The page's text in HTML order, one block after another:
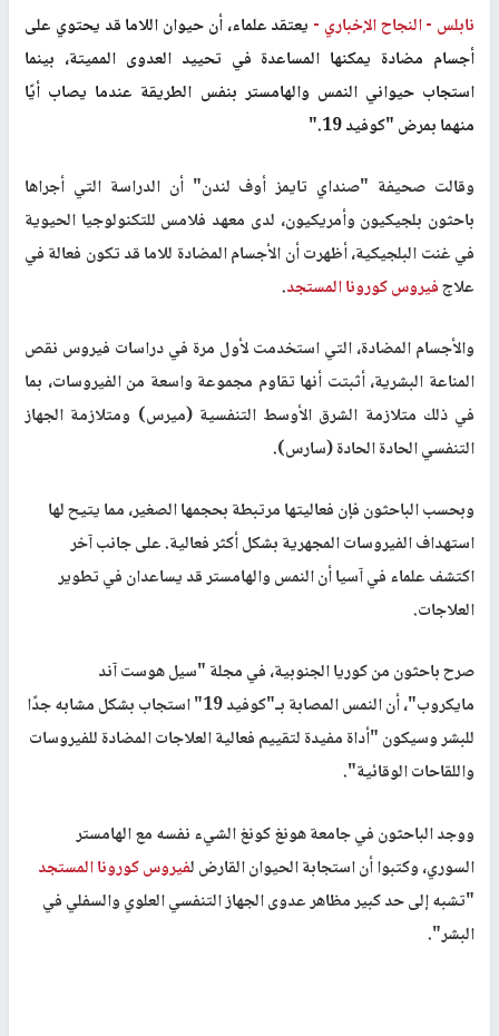
نابلس -النجاح الإخباري - يعتقد علماء، أن حيوان اللاما قد يحتوي على
أجسام مضادة يمكنها المساعدة في تحييد العدوى المميتة، بينما
استجاب حيواني النمس والهامستر بنفس الطريقة عندما يصاب أيًا
منهما بمرض "كوفيد 19
".
وقالت صحيفة "صنداي تايمز أوف لندن" أن الدراسة التي أجراها
باحثون بلجيكيون وأمريكيون، لدى معهد فلامس للتكنولوجيا الحيوية
في غنت البلجيكية، أظهرت أن الأجسام المضادة للاما قد تكون فعالة في
علاجفيروس كورونا المستجد.
والأجسام المضادة، التي استخدمت لأول مرة في دراسات فيروس نقص
المناعة البشرية، أثبتت أنها تقاوم مجموعة واسعة من الفيروسات، بما
في ذلك متلازمة الشرق الأوسط التنفسية (ميرس) ومتلازمة الجهاز
التنفسي الحادة الحادة (سارس).
وبحسب الباحثون فإن فعاليتها مرتبطة بحجمها الصغير، مما يتيح لها
استهداف الفيروسات المجهرية بشكل أكثر فعالية. على جانب آخر
اكتشف علماء في آسيا أن النمس والهامستر قد يساعدان في تطوير
العلاجات.
صرح باحثون من كوريا الجنوبية، في مجلة "سيل هوست آند
مايكروب"، أن النمس المصابة بـ"كوفيد 19" استجاب بشكل مشابه جدًا
للبشر وسيكون "أداة مفيدة لتقييم فعالية العلاجات المضادة للفيروسات
واللقاحات الوقائية".
ووجد الباحثون في جامعة هونغ كونغ الشيء نفسه معالهامستر
السوري، وكتبوا أن استجابة الحيوان القارض لفيروس كورونا المستجد
"تشبه إلى حد كبير مظاهر عدوى الجهاز التنفسي العلوي والسفلي في
البشر".